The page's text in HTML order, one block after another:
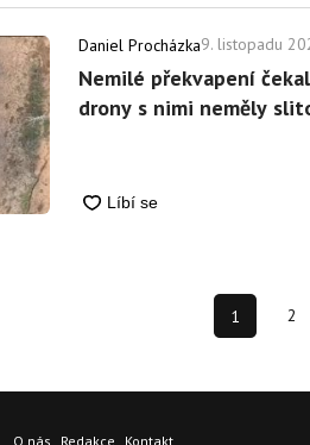
Daniel Procházka9. listopadu
Nemilé překvapení
drony s nimi neměly
1 2
O nás Redakce Kontakt